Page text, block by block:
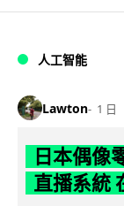
人工智能
Lawton 1 日
日本偶像
直播系統